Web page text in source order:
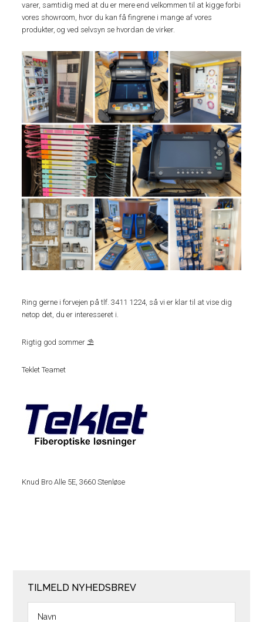
varer, samtidig med at du er mere end velkommen til at kigge forbi
vores showroom, hvor du kan få fingrene i mange af vores
produkter, og ved selvsyn se hvordan de virker.
Ring gerne i forvejen på tlf. 3411 1224, så vi er klar til at vise dig
netop det, du er interesseret i.
Rigtig god sommer ⛱
Teklet Teamet
Knud Bro Alle 5E, 3660 Stenløse
TILMELD NYHEDSBREV